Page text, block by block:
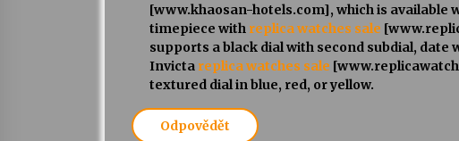
[www.khaosan-hotels.com], which is available
timepiece with replica watches sale
supports a black dial with second subdial, date
Invicta replica watches sale
textured dial in blue, red, or yellow.
Odpovědět